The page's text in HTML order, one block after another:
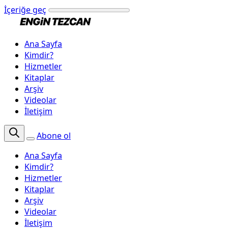
İçeriğe geç
Ana Sayfa
Kimdir?
Hizmetler
Kitaplar
Arşiv
Videolar
İletişim
Abone ol
Ana Sayfa
Kimdir?
Hizmetler
Kitaplar
Arşiv
Videolar
İletişim